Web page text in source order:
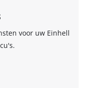
voor uw Einhell